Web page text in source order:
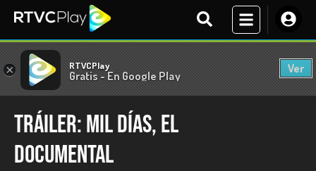
× RTVCPlay
Gratis - En Google Play
Ver
Tráiler: Mil días, el
documental